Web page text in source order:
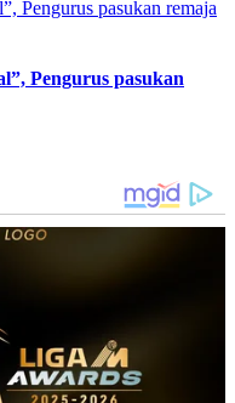
Pengurus pasukan